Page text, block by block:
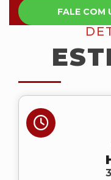
FALE COM